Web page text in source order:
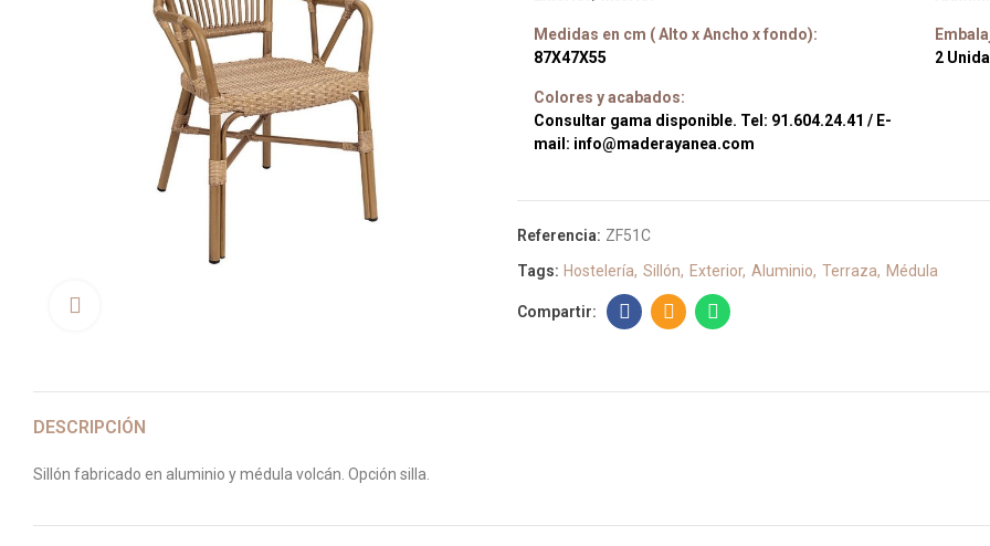
Medidas en cm ( Alto x Ancho x fondo):
87X47X55
2
Colores y acabados:
Consultar gama disponible. Tel: 91.604.24.41 / E-
mail: info@maderayanea.com
Referencia: ZF51C
Tags: Hostelería Sillón Exterior Aluminio Terraza Médula
DESCRIPCIÓN
Sillón fabricado en aluminio y médula volcán. Opción silla.